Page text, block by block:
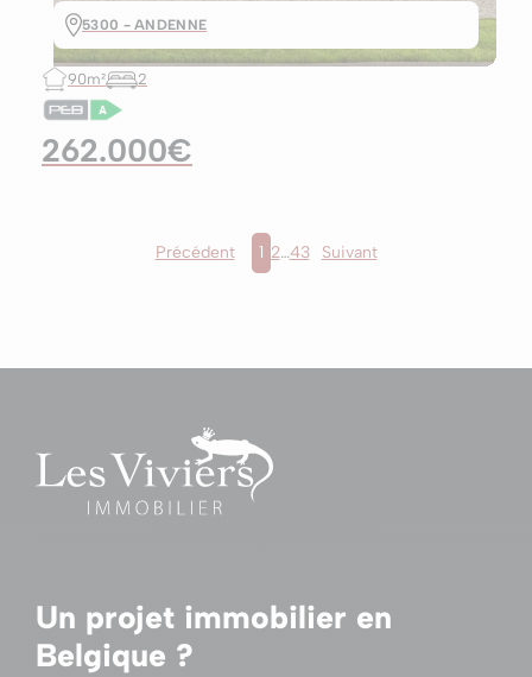
5300 - ANDENNE
90m² 2
262.000€
Précédent 1 2…43 Suivant
Un projet immobilier en
Belgique ?